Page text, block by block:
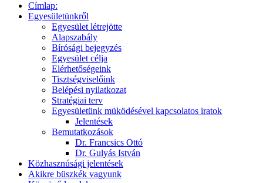
Címlap:
Egyesületünkről
Egyesület létrejötte
Alapszabály
Bírósági bejegyzés
Egyesület célja
Elérhetőségeink
Tisztségviselőink
Belépési nyilatkozat
Stratégiai terv
Egyesületünk müködésével kapcsolatos iratok
Jelentések
Bemutatkozások
Dr. Francsics Ottó
Dr. Gulyás István
Közhasznúsági jelentések
Akikre büszkék vagyunk